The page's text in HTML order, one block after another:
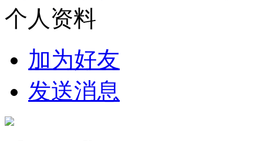
个人资料
加为好友
发送消息